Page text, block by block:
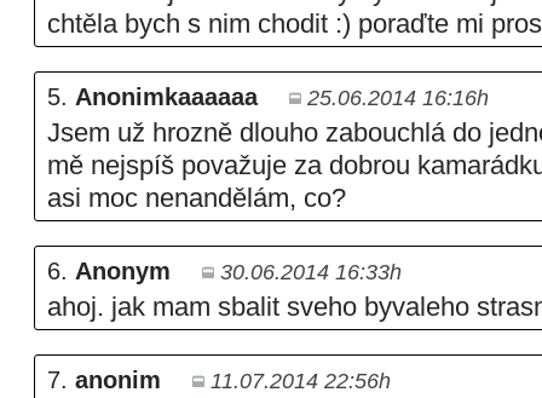
chtěla bych s nim chodit :) poraďte mi
5. Anonimkaaaaaa 25.06.2014 16:16h
Jsem už hrozně dlouho zabouchlá do
mě nejspíš považuje za dobrou
asi moc nenandělám, co?
6. Anonym 30.06.2014 16:33h
ahoj. jak mam sbalit sveho byvaleho
7. anonim 11.07.2014 22:56h